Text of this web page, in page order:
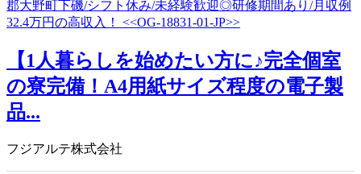
【1人暮らしを始めたい方に♪完全個室
の寮完備！A4用紙サイズ程度の電子製
品...
フジアルテ株式会社